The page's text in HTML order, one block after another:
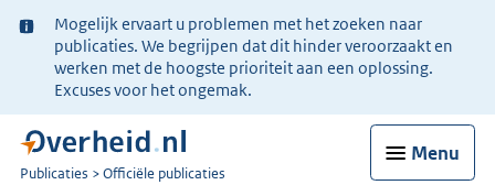
Ter
informatie:
Mogelijk ervaart u problemen met het zoeken naar
publicaties. We begrijpen dat dit hinder veroorzaakt en
werken met de hoogste prioriteit aan een oplossing.
Excuses voor het ongemak.
Menu
U
Publicaties Officiële publicaties